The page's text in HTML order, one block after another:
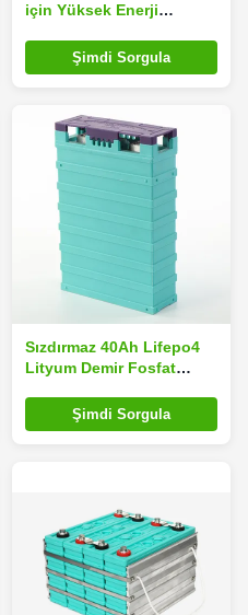
için Yüksek Enerji
Prizmatik LiFePO4 Pil
Paketi
Şimdi Sorgula
Sızdırmaz 40Ah Lifepo4
Lityum Demir Fosfat
LFP40AhŞimdi Sorgula